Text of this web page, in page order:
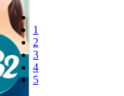
1
2
3
4
5